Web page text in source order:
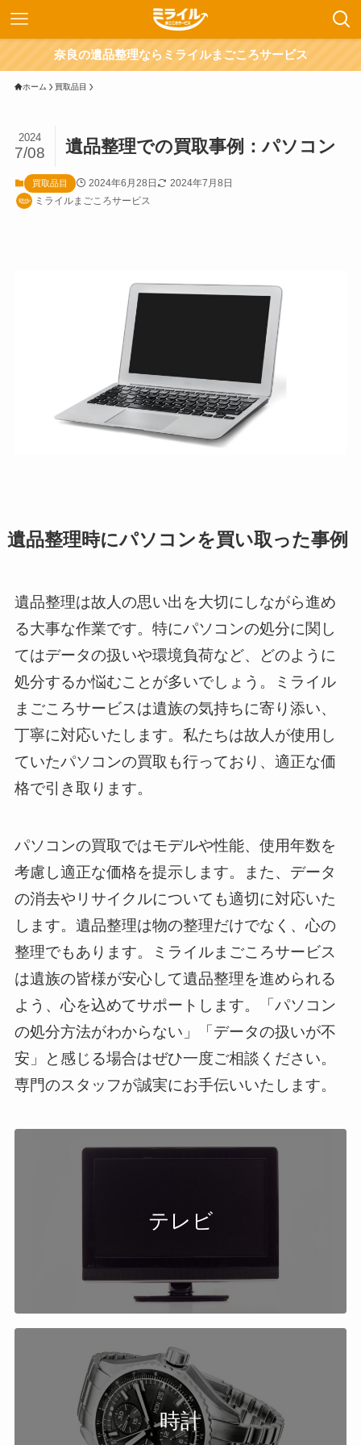
奈良の遺品整理ならミライルまごころサービス
ホーム 買取品目
遺品整理での買取事例：パソコン
2024
7/08
買取品目 2024年6月28日
2024年7月8日
ミライルまごころサービス
遺品整理時にパソコンを買い取った事例
遺品整理は故人の思い出を大切にしながら進め
る大事な作業です。特にパソコンの処分に関し
てはデータの扱いや環境負荷など、どのように
処分するか悩むことが多いでしょう。ミライル
まごころサービスは遺族の気持ちに寄り添い、
丁寧に対応いたします。私たちは故人が使用し
ていたパソコンの買取も行っており、適正な価
格で引き取ります。
パソコンの買取ではモデルや性能、使用年数を
考慮し適正な価格を提示します。また、データ
の消去やリサイクルについても適切に対応いた
します。遺品整理は物の整理だけでなく、心の
整理でもあります。ミライルまごころサービス
は遺族の皆様が安心して遺品整理を進められる
よう、心を込めてサポートします。「パソコン
の処分方法がわからない」「データの扱いが不
安」と感じる場合はぜひ一度ご相談ください。
専門のスタッフが誠実にお手伝いいたします。
テレビ
時計